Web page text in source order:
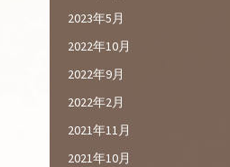
2023年5月
2022年10月
2022年9月
2022年2月
2021年11月
2021年10月